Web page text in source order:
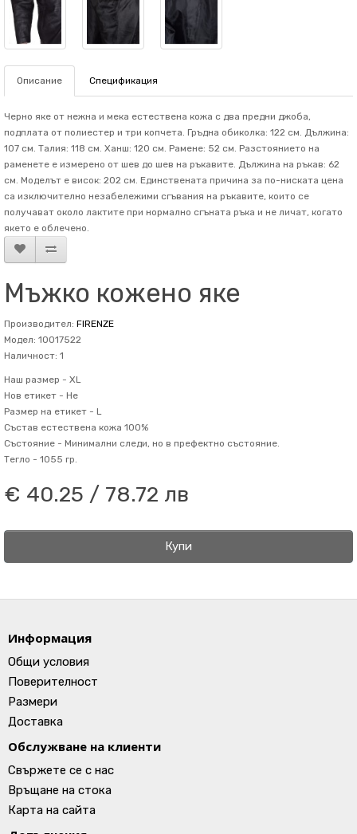
Описание Спецификация
Черно яке от нежна и мека естествена кожа с два предни джоба,
подплата от полиестер и три копчета. Гръдна обиколка: 122 см. Дължина:
107 см. Талия: 118 см. Ханш: 120 см. Рамене: 52 см. Разстоянието на
раменете е измерено от шев до шев на ръкавите. Дължина на ръкав: 62
см. Mоделът е висок: 202 см. Единствената причина за по-ниската цена
са изключително незабележими сгъвания на ръкавите, които се
получават около лактите при нормално сгъната ръка и не личат, когато
якето е облечено.
Мъжко кожено яке
Производител: FIRENZE
Модел: 10017522
Наличност: 1
Наш размер - XL
Нов етикет - Не
Размер на етикет - L
Състав естествена кожа 100%
Състояние - Минимални следи, но в префектно състояние.
Тегло - 1055 гр.
€ 40.25 / 78.72 лв
Купи
Информация
Общи условия
Поверителност
Размери
Доставка
Обслужване на клиенти
Свържете се с нас
Връщане на стока
Карта на сайта